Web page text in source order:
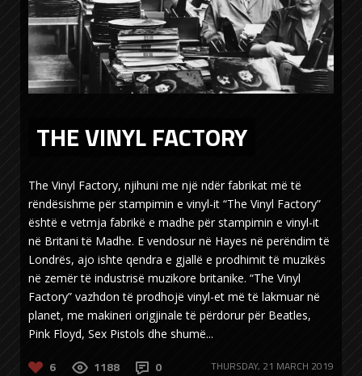
THE VINYL FACTORY
The Vinyl Factory, njihuni me një ndër fabrikat më të
rëndësishme për stampimin e vinyl-it “The Vinyl Factory”
është e vetmja fabrikë e madhe për stampimin e vinyl-it
në Britani të Madhe. E vendosur në Hayes në perëndim të
Londrës, ajo ishte qendra e gjallë e prodhimit të muzikës
në zemër të industrisë muzikore britanike. “The Vinyl
Factory” vazhdon të prodhojë vinyl-et më të lakmuar në
planet, me makineri origjinale të përdorur për Beatles,
Pink Floyd, Sex Pistols dhe shumë...
6 1188 0 THURSDAY, 21 MARCH 2019